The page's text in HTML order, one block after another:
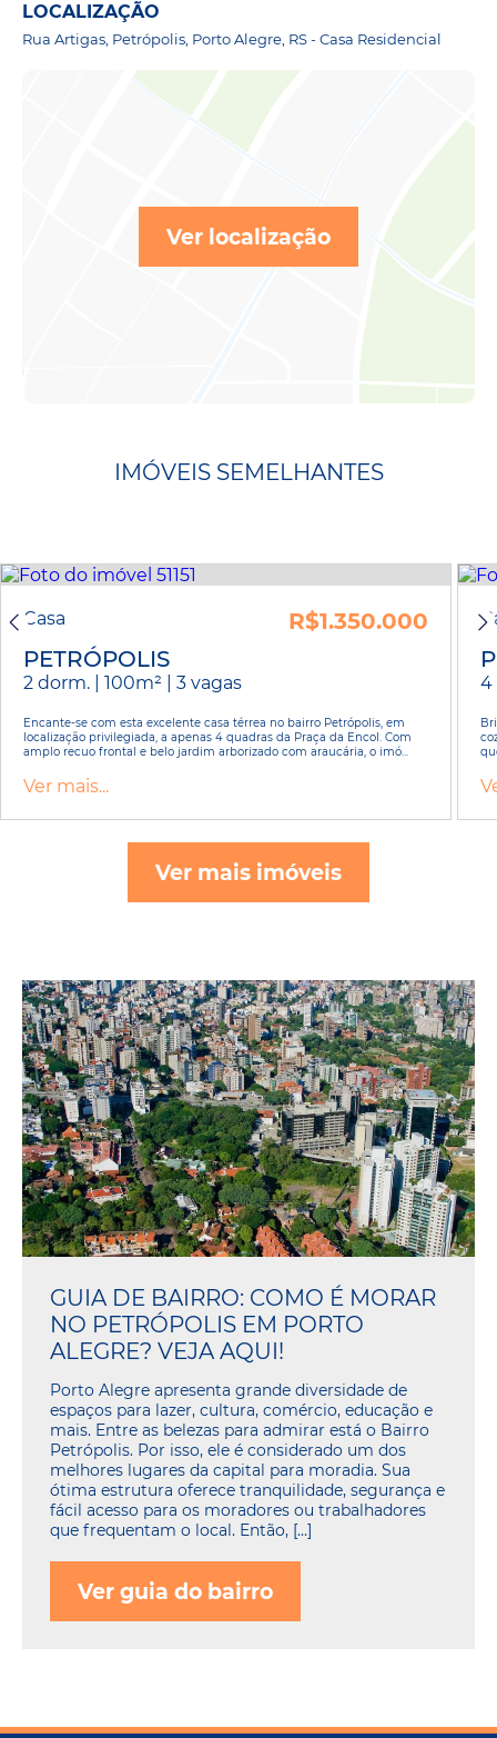
LOCALIZAÇÃO
Rua Artigas, Petrópolis, Porto Alegre, RS - Casa Residencial
Ver localização
IMÓVEIS SEMELHANTES
Casa
R$1.350.000
PETRÓPOLIS
2 dorm. | 100m² | 3 vagas
Encante-se com esta excelente casa térrea no bairro Petrópolis, em
localização privilegiada, a apenas 4 quadras da Praça da Encol. Com
amplo recuo frontal e belo jardim arborizado com araucária, o imó...
Ver mais...
4
Ver mais imóveis
GUIA DE BAIRRO: COMO É MORAR
NO PETRÓPOLIS EM PORTO
ALEGRE? VEJA AQUI!
Porto Alegre apresenta grande diversidade de
espaços para lazer, cultura, comércio, educação e
mais. Entre as belezas para admirar está o Bairro
Petrópolis. Por isso, ele é considerado um dos
melhores lugares da capital para moradia. Sua
ótima estrutura oferece tranquilidade, segurança e
fácil acesso para os moradores ou trabalhadores
que frequentam o local. Então, […]
Ver guia do bairro